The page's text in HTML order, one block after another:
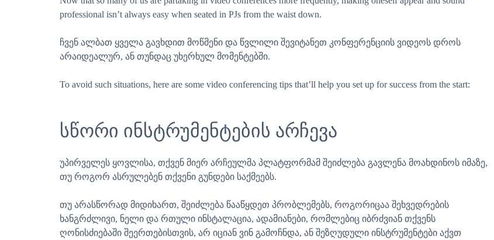
professional isn’t always easy when seated in PJs from the waist down.
ჩვენ ალბათ ყველა გავხდით მოწმენი და წვლილი შევიტანეთ კონფერენციის ვიდეოს დროს
არაიდეალურ, ან თუნდაც უხერხულ მომენტებში.
To avoid such situations, here are some video conferencing tips that’ll help you set up for success from the start:
სწორი ინსტრუმენტების არჩევა
უპირველეს ყოვლისა, თქვენ მიერ არჩეულმა პლატფორმამ შეიძლება გავლენა მოახდინოს იმაზე,
თუ როგორ ასრულებენ თქვენი გუნდები საქმეებს.
თუ არასწორად მიდიხართ, შეიძლება წააწყდეთ პრობლემებს, როგორიცაა შეხვედრების
ხანგრძლივი, ნელი და რთული ინსტალაცია, ადამიანები, რომლებიც იბრძვიან თქვენს
ღონისძიებაში შეერთებისთვის, არ იციან ვინ გამოჩნდა, ან შეზღუდული ინსტრუმენტები აქვთ